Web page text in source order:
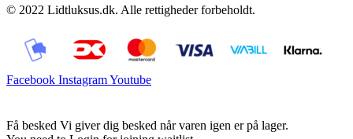
© 2022 Lidtluksus.dk. Alle rettigheder forbeholdt.
Facebook InstagramYoutube
Få besked Vi giver dig besked når varen igen er på lager.